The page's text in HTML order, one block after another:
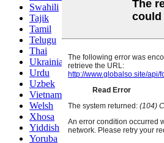
Swahili
Tajik
Tamil
Telugu
Thai
Ukrainian
Urdu
Uzbek
Vietnamese
Welsh
Xhosa
Yiddish
Yoruba